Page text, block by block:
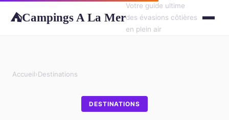
⛺Campings A La Mer
Votre guide ultime
des évasions côtières
en plein air
Accueil›Destinations
DESTINATIONS